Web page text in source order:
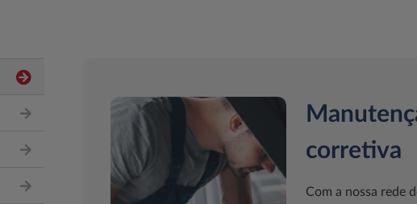
corretiva
Com a nossa rede